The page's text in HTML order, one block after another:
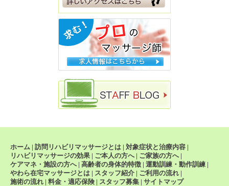
ホーム | 訪問リハビリマッサージとは | 対象症状と治療内容 |
リハビリマッサージの効果 | ご本人の方へ| ご家族の方へ|
ケアマネ・施設の方へ| 高齢者の身体的特徴 | 運動訓練・動作訓練 |
やわら在宅マッサージとは | スタッフ紹介 | ご利用の流れ |
施術の流れ | 料金・適応保険 | スタッフ募集 | サイトマップ